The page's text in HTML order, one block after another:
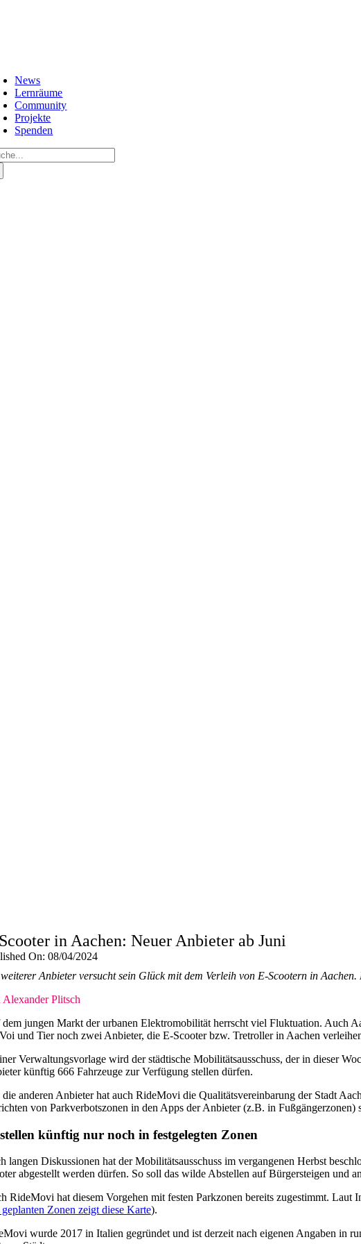
News
Lernräume
Community
Projekte
Spenden
in Aachen: Neuer Anbieter ab Juni
On: 08/04/2024
Anbieter versucht sein Glück mit dem Verleih von E-Scootern in
Alexander Plitsch
jungen Markt der urbanen Elektromobilität herrscht viel Fluktuation. Auch
und Tier noch zwei Anbieter, die E-Scooter bzw. Tretroller in Aachen
Verwaltungsvorlage wird der städtische Mobilitätsausschuss, der in dieser
künftig 666 Fahrzeuge zur Verfügung stellen dürfen.
die anderen Anbieter hat auch RideMovi die Qualitätsvereinbarung der Stadt
von Parkverbotszonen in den Apps der Anbieter (z.B. in
künftig nur noch in festgelegten Zonen
langen Diskussionen hat der Mobilitätsausschuss im vergangenen Herbst
abgestellt werden dürfen. So soll das wilde Abstellen auf Bürgersteigen und
RideMovi hat diesem Vorgehen mit festen Parkzonen bereits zugestimmt.
Zonen zeigt diese Karte).
wurde 2017 in Italien gegründet und ist derzeit nach eigenen Angaben in